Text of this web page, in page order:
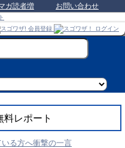
ガ読者増 お問い合わせ
料レポート
る方へ衝撃の一言